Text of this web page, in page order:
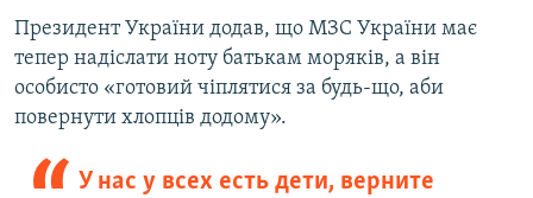
Президент України додав, що МЗС України має
тепер надіслати ноту батькам моряків, а він
особисто «готовий чіплятися за будь-що, аби
повернути хлопців додому»​.
У нас у всех есть дети, верните